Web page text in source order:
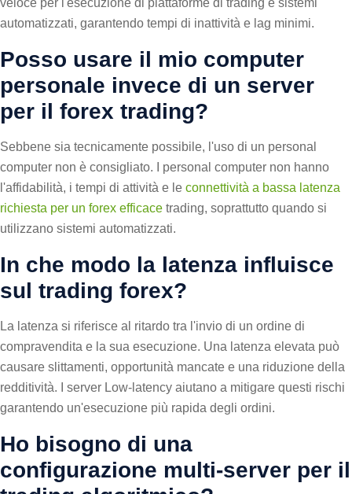
veloce per l'esecuzione di piattaforme di trading e sistemi
automatizzati, garantendo tempi di inattività e lag minimi.
Posso usare il mio computer
personale invece di un server
per il forex trading?
Sebbene sia tecnicamente possibile, l'uso di un personal
computer non è consigliato. I personal computer non hanno
l'affidabilità, i tempi di attività e le connettività a bassa latenza
richiesta per un forex efficace trading, soprattutto quando si
utilizzano sistemi automatizzati.
In che modo la latenza influisce
sul trading forex?
La latenza si riferisce al ritardo tra l'invio di un ordine di
compravendita e la sua esecuzione. Una latenza elevata può
causare slittamenti, opportunità mancate e una riduzione della
redditività. I server Low-latency aiutano a mitigare questi rischi
garantendo un'esecuzione più rapida degli ordini.
Ho bisogno di una
configurazione multi-server per il